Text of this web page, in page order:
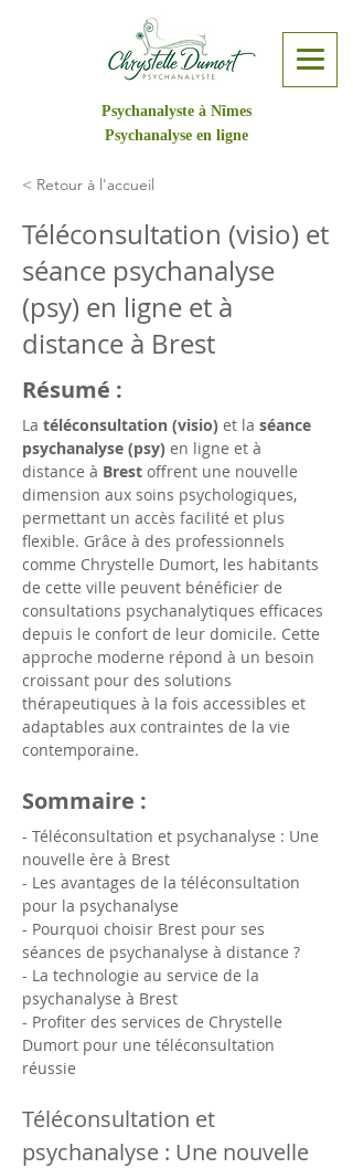
Psychanalyste à Nîmes
Psychanalyse en ligne
< Retour à l'accueil
Téléconsultation (visio) et
séance psychanalyse
(psy) en ligne et à
distance à Brest
Résumé :
La téléconsultation (visio) et la séance
psychanalyse (psy) en ligne et à
distance à Brest offrent une nouvelle
dimension aux soins psychologiques,
permettant un accès facilité et plus
flexible. Grâce à des professionnels
comme Chrystelle Dumort, les habitants
de cette ville peuvent bénéficier de
consultations psychanalytiques efficaces
depuis le confort de leur domicile. Cette
approche moderne répond à un besoin
croissant pour des solutions
thérapeutiques à la fois accessibles et
adaptables aux contraintes de la vie
contemporaine.
Sommaire :
- Téléconsultation et psychanalyse : Une
nouvelle ère à Brest
- Les avantages de la téléconsultation
pour la psychanalyse
- Pourquoi choisir Brest pour ses
séances de psychanalyse à distance ?
- La technologie au service de la
psychanalyse à Brest
- Profiter des services de Chrystelle
Dumort pour une téléconsultation
réussie
Téléconsultation et
psychanalyse : Une nouvelle